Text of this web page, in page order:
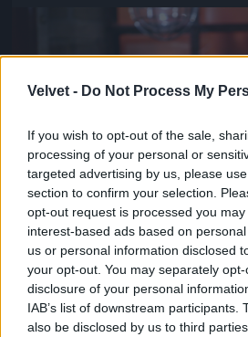
Velvet - Do Not Process My
If you wish to opt-out of the sale,
processing of your personal or
targeted advertising by us, please
section to confirm your selection.
opt-out request is processed you
interest-based ads based on
us or personal information disclosed
your opt-out. You may separately
disclosure of your personal
IAB’s list of downstream participants.
also be disclosed by us to third
Jön még
Fotó: Szécsi István / Velvet